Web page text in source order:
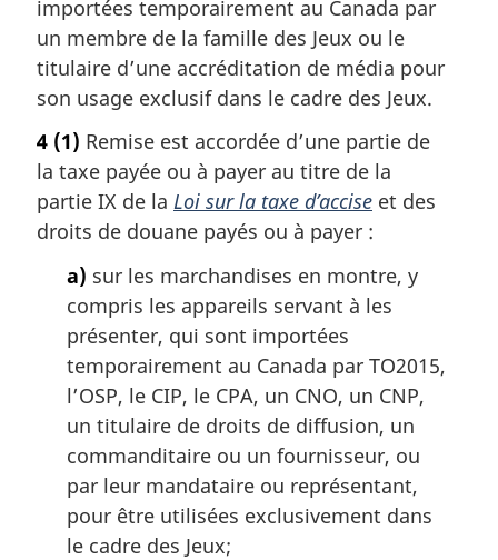
importées temporairement au Canada par
un membre de la famille des Jeux ou le
titulaire d’une accréditation de média pour
son usage exclusif dans le cadre des Jeux.
4 (1) Remise est accordée d’une partie de
la taxe payée ou à payer au titre de la
partie IX de la Loi sur la taxe d’accise et des
droits de douane payés ou à payer :
a) sur les marchandises en montre, y
compris les appareils servant à les
présenter, qui sont importées
temporairement au Canada par TO2015,
l’OSP, le CIP, le CPA, un CNO, un CNP,
un titulaire de droits de diffusion, un
commanditaire ou un fournisseur, ou
par leur mandataire ou représentant,
pour être utilisées exclusivement dans
le cadre des Jeux;